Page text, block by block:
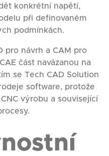
konkrétní napětí,
při definovaném
podmínkách.
pro návrh a CAM pro
část navázanou na
se Tech CAD Solution
software, protože
výrobu a související